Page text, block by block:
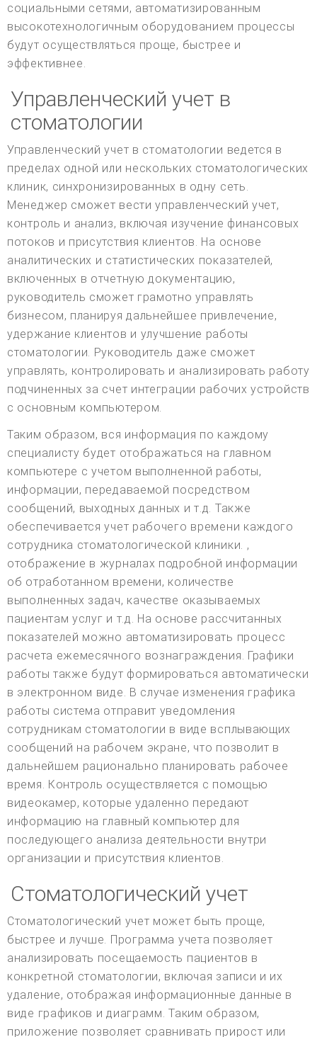
социальными сетями, автоматизированным
высокотехнологичным оборудованием процессы
будут осуществляться проще, быстрее и
эффективнее.
Управленческий учет в
стоматологии
Управленческий учет в стоматологии ведется в
пределах одной или нескольких стоматологических
клиник, синхронизированных в одну сеть.
Менеджер сможет вести управленческий учет,
контроль и анализ, включая изучение финансовых
потоков и присутствия клиентов. На основе
аналитических и статистических показателей,
включенных в отчетную документацию,
руководитель сможет грамотно управлять
бизнесом, планируя дальнейшее привлечение,
удержание клиентов и улучшение работы
стоматологии. Руководитель даже сможет
управлять, контролировать и анализировать работу
подчиненных за счет интеграции рабочих устройств
с основным компьютером.
Таким образом, вся информация по каждому
специалисту будет отображаться на главном
компьютере с учетом выполненной работы,
информации, передаваемой посредством
сообщений, выходных данных и т.д. Также
обеспечивается учет рабочего времени каждого
сотрудника стоматологической клиники. ,
отображение в журналах подробной информации
об отработанном времени, количестве
выполненных задач, качестве оказываемых
пациентам услуг и т.д. На основе рассчитанных
показателей можно автоматизировать процесс
расчета ежемесячного вознаграждения. Графики
работы также будут формироваться автоматически
в электронном виде. В случае изменения графика
работы система отправит уведомления
сотрудникам стоматологии в виде всплывающих
сообщений на рабочем экране, что позволит в
дальнейшем рационально планировать рабочее
время. Контроль осуществляется с помощью
видеокамер, которые удаленно передают
информацию на главный компьютер для
последующего анализа деятельности внутри
организации и присутствия клиентов.
Стоматологический учет
Стоматологический учет может быть проще,
быстрее и лучше. Программа учета позволяет
анализировать посещаемость пациентов в
конкретной стоматологии, включая записи и их
удаление, отображая информационные данные в
виде графиков и диаграмм. Таким образом,
приложение позволяет сравнивать прирост или